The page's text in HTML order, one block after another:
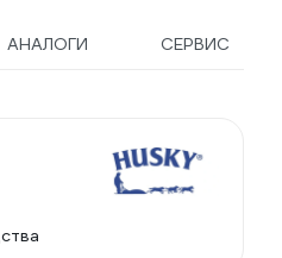
АНАЛОГИ СЕРВИС